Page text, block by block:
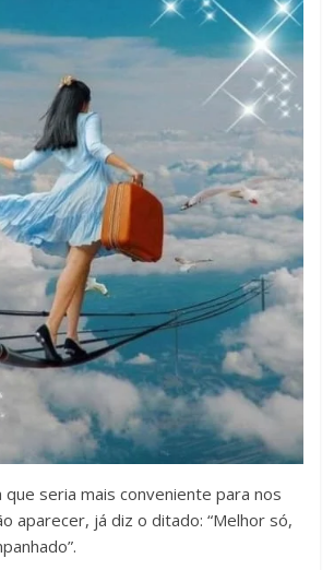
que seria mais conveniente para nos
aparecer, já diz o ditado: “Melhor só,